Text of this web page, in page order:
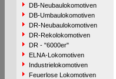
DB-Neubaulokomotiven
DB-Umbaulokomotiven
DR-Neubaulokomotiven
DR-Rekolokomotiven
DR - "6000er"
ELNA-Lokomotiven
Industrielokomotiven
Feuerlose Lokomotiven